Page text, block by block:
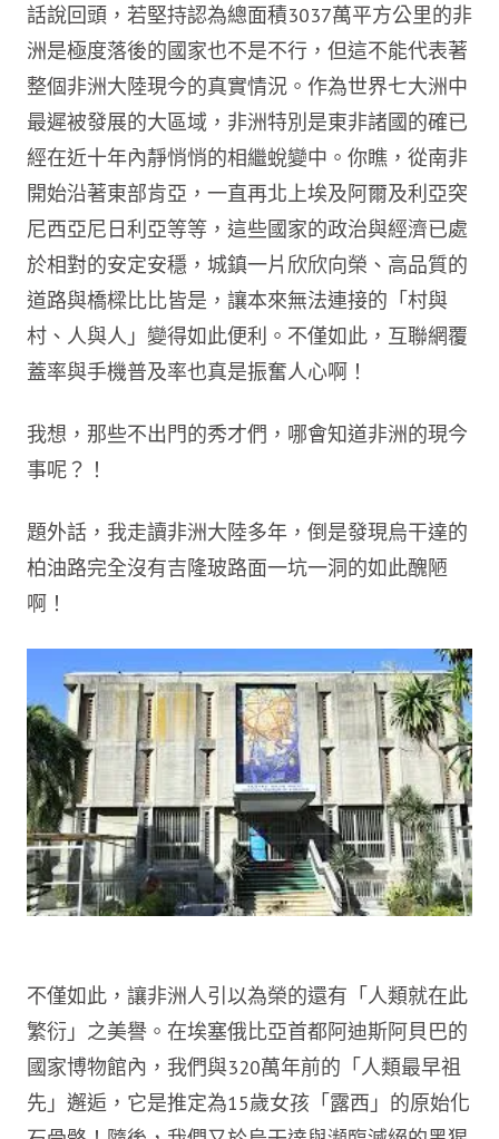
話說回頭，若堅持認為總面積3037萬平方公里的非
洲是極度落後的國家也不是不行，但這不能代表著
整個非洲大陸現今的真實情況。作為世界七大洲中
最遲被發展的大區域，非洲特別是東非諸國的確已
經在近十年內靜悄悄的相繼蛻變中。你瞧，從南非
開始沿著東部肯亞，一直再北上埃及阿爾及利亞突
尼西亞尼日利亞等等，這些國家的政治與經濟已處
於相對的安定安穩，城鎮一片欣欣向榮、高品質的
道路與橋樑比比皆是，讓本來無法連接的「村與
村、人與人」變得如此便利。不僅如此，互聯網覆
蓋率與手機普及率也真是振奮人心啊！
我想，那些不出門的秀才們，哪會知道非洲的現今
事呢？！
題外話，我走讀非洲大陸多年，倒是發現烏干達的
柏油路完全沒有吉隆玻路面一坑一洞的如此醜陋
啊！
不僅如此，讓非洲人引以為榮的還有「人類就在此
繁衍」之美譽。在埃塞俄比亞首都阿迪斯阿貝巴的
國家博物館內，我們與320萬年前的「人類最早祖
先」邂逅，它是推定為15歲女孩「露西」的原始化